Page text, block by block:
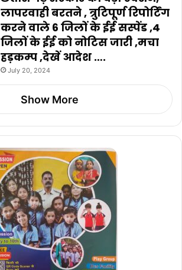
लापरवाही बरतने , त्रुटिपूर्ण रिपोर्टिंग
करने वाले 6 जिलों के ईई सस्पेंड ,4
जिलों के ईई को नोटिस जारी ,मचा
हड़कम्प ,देखें आदेश ….
July 20, 2024
Show More